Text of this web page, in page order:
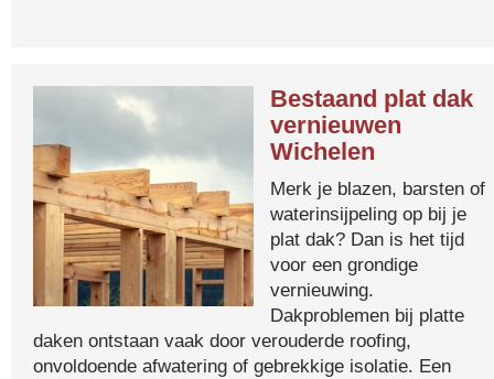
Bestaand plat dak
vernieuwen
Wichelen
Merk je blazen, barsten of
waterinsijpeling op bij je
plat dak? Dan is het tijd
voor een grondige
vernieuwing.
Dakproblemen bij platte
daken ontstaan vaak door verouderde roofing,
onvoldoende afwatering of gebrekkige isolatie. Een